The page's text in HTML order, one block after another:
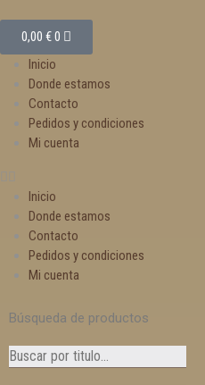
0,00 €0
Inicio
Donde estamos
Contacto
Pedidos y condiciones
Mi cuenta
Inicio
Donde estamos
Contacto
Pedidos y condiciones
Mi cuenta
Búsqueda de productos